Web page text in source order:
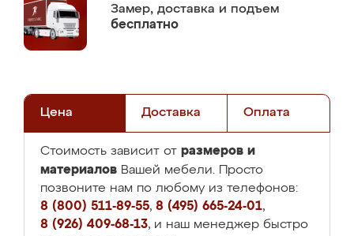
Замер, доставка и подъем
бесплатно
Цена Доставка Оплата
Стоимость зависит от размеров и
материалов Вашей мебели. Просто
позвоните нам по любому из телефонов:
8 (800) 511-89-55, 8 (495) 665-24-01,
8 (926) 409-68-13, и наш менеджер быстро